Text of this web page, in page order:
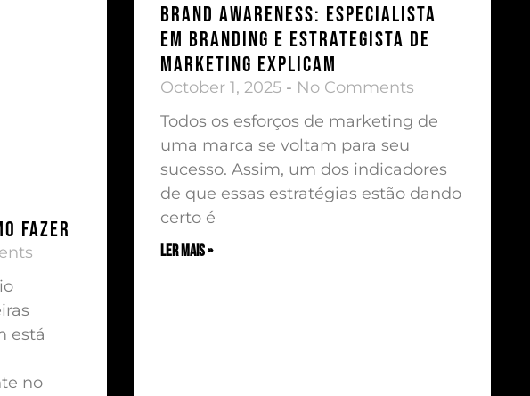
Fazer
está
no
Brand Awareness: Especialista
em Branding e Estrategista de
Marketing explicam
October 1, 2025
No Comments
Todos os esforços de marketing de
uma marca se voltam para seu
sucesso. Assim, um dos indicadores
de que essas estratégias estão dando
certo é
ler mais »